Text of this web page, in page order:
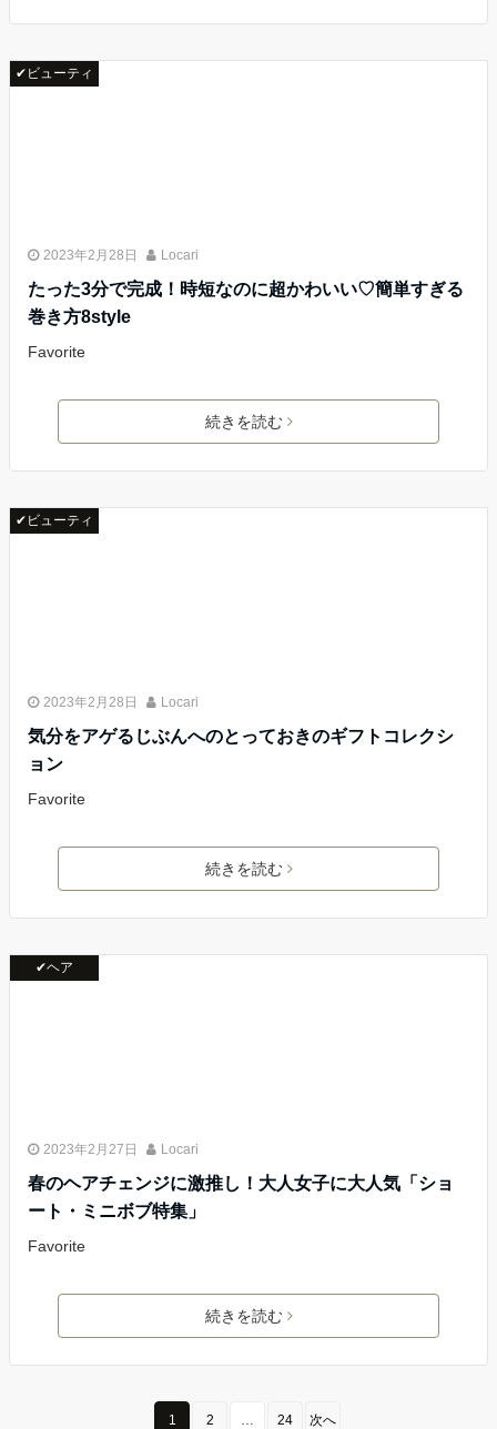
✔ビューティ
2023年2月28日 Locari
たった3分で完成！時短なのに超かわいい♡簡単すぎる
巻き方8style
Favorite
続きを読む
✔ビューティ
2023年2月28日 Locari
気分をアゲるじぶんへのとっておきのギフトコレクシ
ョン
Favorite
続きを読む
✔ヘア
2023年2月27日 Locari
春のヘアチェンジに激推し！大人女子に大人気「ショ
ート・ミニボブ特集」
Favorite
続きを読む
1 2 … 24 次へ